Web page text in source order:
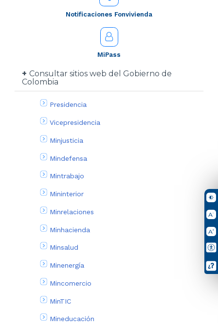
Notificaciones Fonvivienda
MiPass
Consultar sitios web del Gobierno de
Colombia
Presidencia
Vicepresidencia
Minjusticia
Mindefensa
Mintrabajo
Mininterior
Minrelaciones
Minhacienda
Minsalud
Minenergía
Mincomercio
MinTIC
Mineducación